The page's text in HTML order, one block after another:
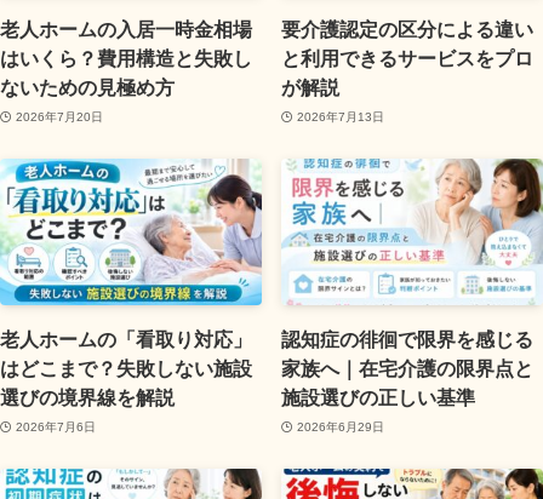
老人ホームの入居一時金相場
はいくら？費用構造と失敗し
ないための見極め方
2026年7月20日
要介護認定の区分による違い
と利用できるサービスをプロ
が解説
2026年7月13日
老人ホームの「看取り対応」
はどこまで？失敗しない施設
選びの境界線を解説
2026年7月6日
認知症の徘徊で限界を感じる
家族へ｜在宅介護の限界点と
施設選びの正しい基準
2026年6月29日